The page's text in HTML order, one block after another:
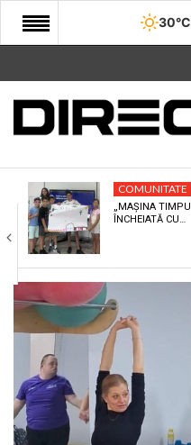
30°C
START
COMUNITATE
CULTURA
ECONOMIE
SANATATE
SPORT
SPECIAL
POLITIC
LIFE
COMUNITATE
„MAȘINA
ÎNCHEIATĂ CU…